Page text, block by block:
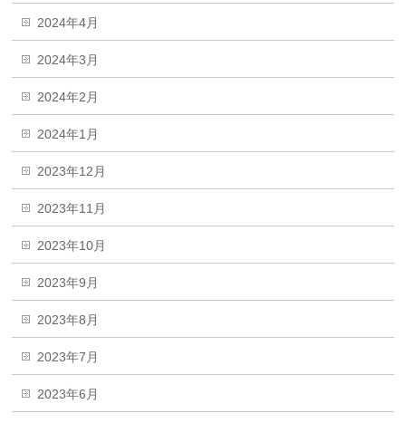
2024年4月
2024年3月
2024年2月
2024年1月
2023年12月
2023年11月
2023年10月
2023年9月
2023年8月
2023年7月
2023年6月